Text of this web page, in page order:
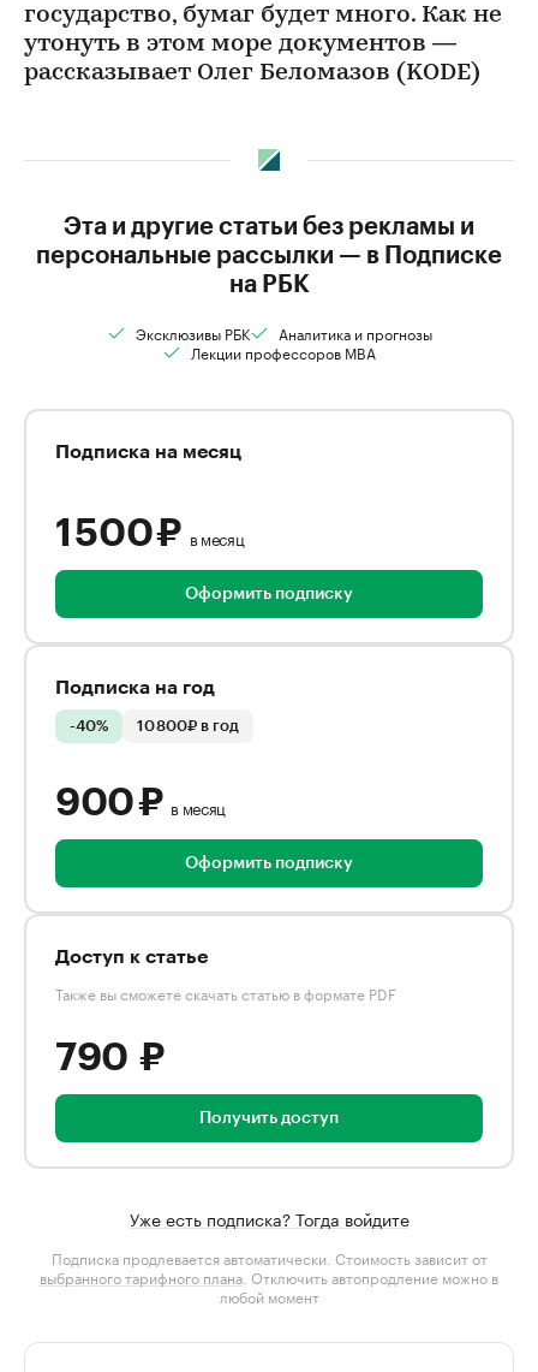
государство, бумаг будет много. Как не
утонуть в этом море документов —
рассказывает Олег Беломазов (KODE)
Эта и другие статьи без рекламы и
персональные рассылки — в Подписке
на РБК
Эксклюзивы РБК
Аналитика и прогнозы
Лекции профессоров MBA
Подписка на месяц
1 500 ₽ в месяц
Оформить подписку
Подписка на год
-40% 10 800₽ в год
900 ₽ в месяц
Оформить подписку
Доступ к статье
Также вы сможете скачать статью в формате PDF
790 ₽
Получить доступ
Уже есть подписка? Тогда войдите
Подписка продлевается автоматически. Стоимость зависит от
выбранного тарифного плана . Отключить автопродление можно в
любой момент